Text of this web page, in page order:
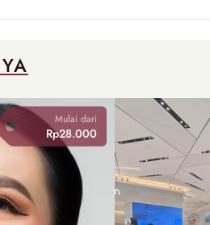
Mulai dari
Rp28.000